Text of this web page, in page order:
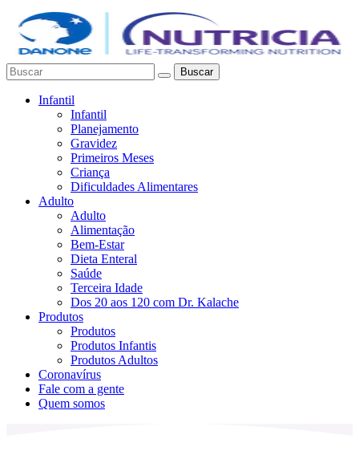
Buscar
Infantil
Infantil
Planejamento
Gravidez
Primeiros Meses
Criança
Dificuldades Alimentares
Adulto
Adulto
Alimentação
Bem-Estar
Dieta Enteral
Saúde
Terceira Idade
Dos 20 aos 120 com Dr. Kalache
Produtos
Produtos
Produtos Infantis
Produtos Adultos
Coronavírus
Fale com a gente
Quem somos